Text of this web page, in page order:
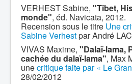
VERHEST Sabine, "Tibet,
monde", éd. Navicata, 2012.
Recension sous le titre Une
Sabine Verhestpar André
VIVAS Maxime, "Dalaï-lama,
cachée du dalaï-lama", Max
unecritique faite par « Le
28/02/2012